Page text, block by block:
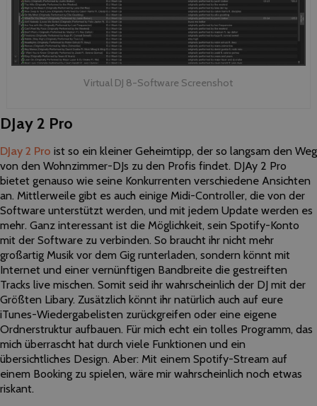
Virtual DJ 8-Software Screenshot
DJay 2 Pro
DJay 2 Pro ist so ein kleiner Geheimtipp, der so langsam den Weg
von den Wohnzimmer-DJs zu den Profis findet. DJAy 2 Pro
bietet genauso wie seine Konkurrenten verschiedene Ansichten
an. Mittlerweile gibt es auch einige Midi-Controller, die von der
Software unterstützt werden, und mit jedem Update werden es
mehr. Ganz interessant ist die Möglichkeit, sein Spotify-Konto
mit der Software zu verbinden. So braucht ihr nicht mehr
großartig Musik vor dem Gig runterladen, sondern könnt mit
Internet und einer vernünftigen Bandbreite die gestreiften
Tracks live mischen. Somit seid ihr wahrscheinlich der DJ mit der
Größten Libary. Zusätzlich könnt ihr natürlich auch auf eure
iTunes-Wiedergabelisten zurückgreifen oder eine eigene
Ordnerstruktur aufbauen. Für mich echt ein tolles Programm, das
mich überrascht hat durch viele Funktionen und ein
übersichtliches Design. Aber: Mit einem Spotify-Stream auf
einem Booking zu spielen, wäre mir wahrscheinlich noch etwas
riskant.